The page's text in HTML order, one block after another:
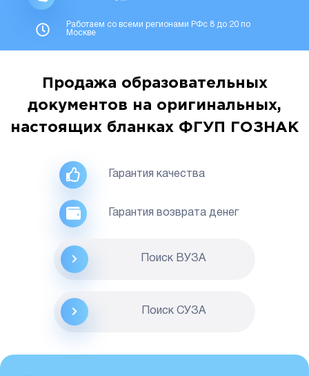
Работаем со всеми регионами РФс 8 до 20 по
Москве
Продажа образовательных
документов на оригинальных,
настоящих бланках ФГУП ГОЗНАК
Гарантия качества
Гарантия возврата денег
Поиск ВУЗА
Поиск CУЗА